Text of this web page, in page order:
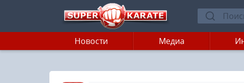
Новости Медиа